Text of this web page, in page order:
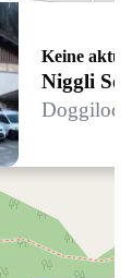
Keine
Niggli